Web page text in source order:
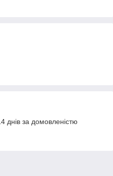
днів за домовленістю